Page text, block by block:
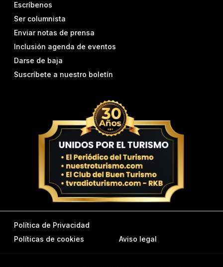
Escríbenos
Ser columnista
Enviar notas de prensa
Inclusión agenda de eventos
Darse de baja
Suscríbete a nuestro boletín
Política de Privacidad
Políticas de cookies
Aviso legal